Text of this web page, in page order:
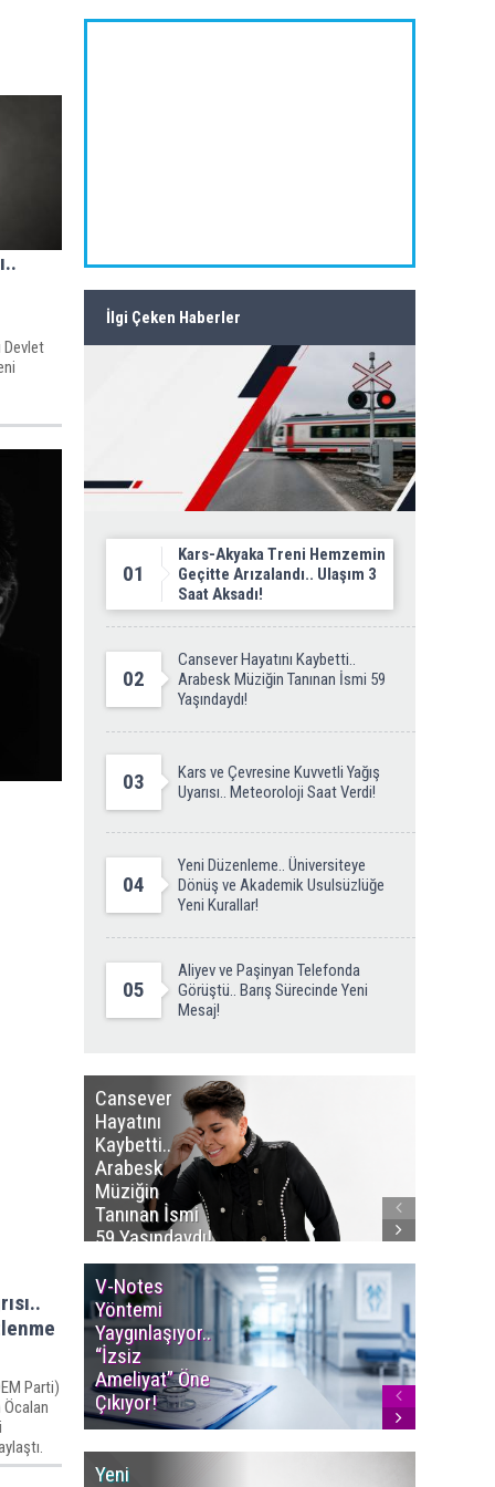
Devlet
Parti)
Öcalan
İlgi Çeken Haberler
01
Kars-Akyaka Treni Hemzemin
Geçitte Arızalandı.. Ulaşım 3
Saat Aksadı!
02
Cansever Hayatını Kaybetti..
Arabesk Müziğin Tanınan İsmi 59
Yaşındaydı!
03
Kars ve Çevresine Kuvvetli Yağış
Uyarısı.. Meteoroloji Saat Verdi!
04
Yeni Düzenleme.. Üniversiteye
Dönüş ve Akademik Usulsüzlüğe
Yeni Kurallar!
05
Aliyev ve Paşinyan Telefonda
Görüştü.. Barış Sürecinde Yeni
Mesaj!
Cansever
Hayatını
Kaybetti..
Arabesk
Müziğin
Tanınan İsmi
59 Yaşındaydı!
V-Notes
Yöntemi
Yaygınlaşıyor..
“İzsiz
Ameliyat” Öne
Çıkıyor!
Yeni